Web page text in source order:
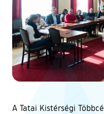
A Tatai Kistérségi